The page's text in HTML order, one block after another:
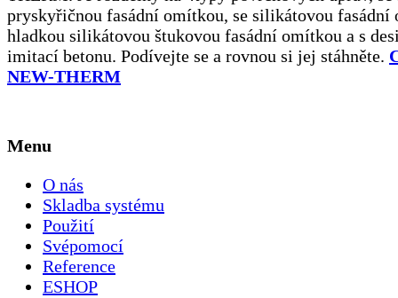
pryskyřičnou fasádní omítkou, se silikátovou fasádní
hladkou silikátovou štukovou fasádní omítkou a s
imitací betonu. Podívejte se a rovnou si jej stáhněte.
NEW-THERM
Menu
O nás
Skladba systému
Použití
Svépomocí
Reference
ESHOP